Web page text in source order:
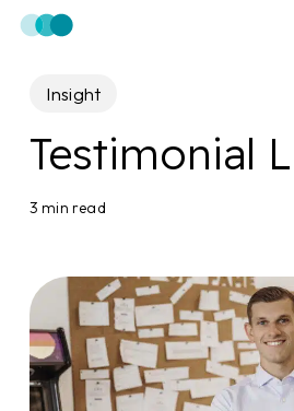
Skip
contentInsight
Testimonial
3 min read